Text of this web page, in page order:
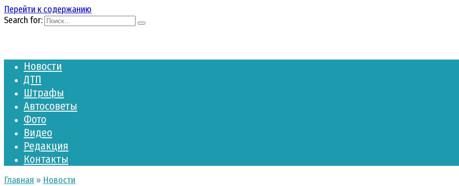
Перейти к содержанию
Search for:
Новости
ДТП
Штрафы
Автосоветы
Фото
Видео
Редакция
Контакты
Главная » Новости